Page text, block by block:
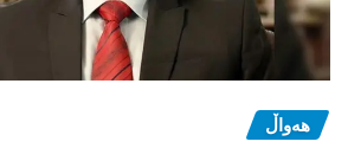
هەواڵ